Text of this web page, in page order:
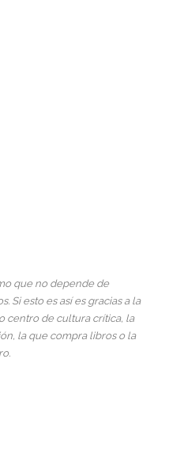
que no depende de
Si esto es así es gracias a la
centro de cultura crítica, la
la que compra libros o la